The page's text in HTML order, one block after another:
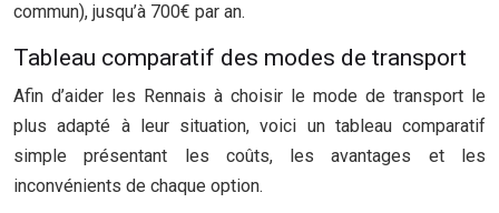
commun), jusqu’à 700€ par an.
Tableau comparatif des modes de transport
Afin d’aider les Rennais à choisir le mode de transport le
plus adapté à leur situation, voici un tableau comparatif
simple présentant les coûts, les avantages et les
inconvénients de chaque option.